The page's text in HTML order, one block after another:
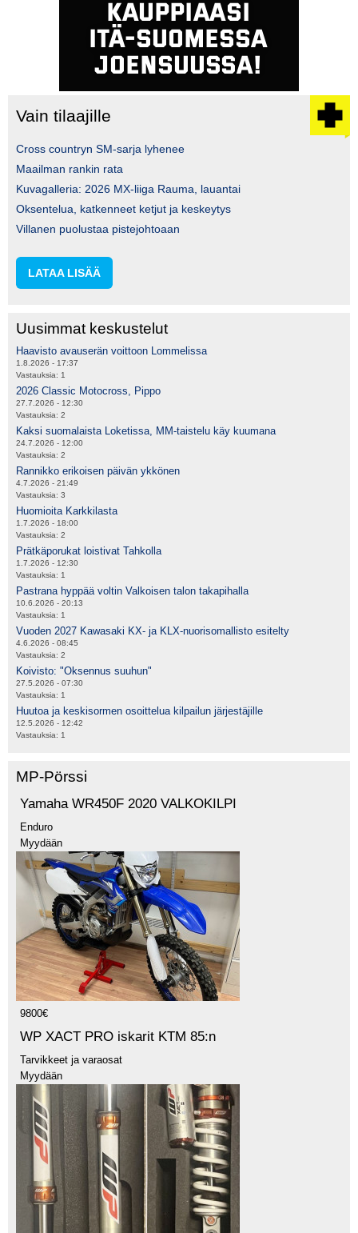
Vain tilaajille
Cross countryn SM-sarja lyhenee
Maailman rankin rata
Kuvagalleria: 2026 MX-liiga Rauma, lauantai
Oksentelua, katkenneet ketjut ja keskeytys
Villanen puolustaa pistejohtoaan
LATAA LISÄÄ
Uusimmat keskustelut
Haavisto avauserän voittoon Lommelissa
1.8.2026 - 17:37
Vastauksia: 1
2026 Classic Motocross, Pippo
27.7.2026 - 12:30
Vastauksia: 2
Kaksi suomalaista Loketissa, MM-taistelu käy kuumana
24.7.2026 - 12:00
Vastauksia: 2
Rannikko erikoisen päivän ykkönen
4.7.2026 - 21:49
Vastauksia: 3
Huomioita Karkkilasta
1.7.2026 - 18:00
Vastauksia: 2
Prätkäporukat loistivat Tahkolla
1.7.2026 - 12:30
Vastauksia: 1
Pastrana hyppää voltin Valkoisen talon takapihalla
10.6.2026 - 20:13
Vastauksia: 1
Vuoden 2027 Kawasaki KX- ja KLX-nuorisomallisto esitelty
4.6.2026 - 08:45
Vastauksia: 2
Koivisto: "Oksennus suuhun"
27.5.2026 - 07:30
Vastauksia: 1
Huutoa ja keskisormen osoittelua kilpailun järjestäjille
12.5.2026 - 12:42
Vastauksia: 1
MP-Pörssi
Yamaha WR450F 2020 VALKOKILPI
Enduro
Myydään
9800€
WP XACT PRO iskarit KTM 85:n
Tarvikkeet ja varaosat
Myydään